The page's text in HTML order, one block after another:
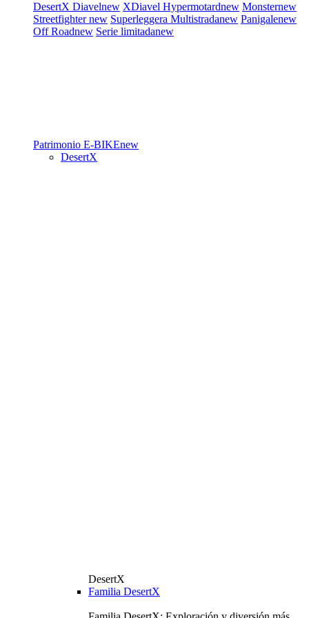
DesertX Diavelnew XDiavel Hypermotardnew Monsternew
Streetfighternew Superleggera Multistradanew Panigalenew
Off Roadnew Serie limitadanew
Patrimonio E-BIKEnew
DesertX
DesertX
Familia DesertX